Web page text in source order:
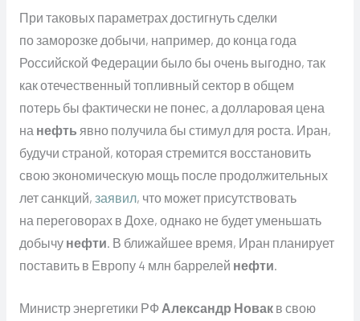
При таковых параметрах достигнуть сделки
по заморозке добычи, например, до конца года
Российской Федерации было бы очень выгодно, так
как отечественный топливный сектор в общем
потерь бы фактически не понес, а долларовая цена
на нефть явно получила бы стимул для роста. Иран,
будучи страной, которая стремится восстановить
свою экономическую мощь после продолжительных
лет санкций, заявил, что может присутствовать
на переговорах в Дохе, однако не будет уменьшать
добычу нефти. В ближайшее время, Иран планирует
поставить в Европу 4 млн баррелей нефти.
Министр энергетики РФ Александр Новакв свою